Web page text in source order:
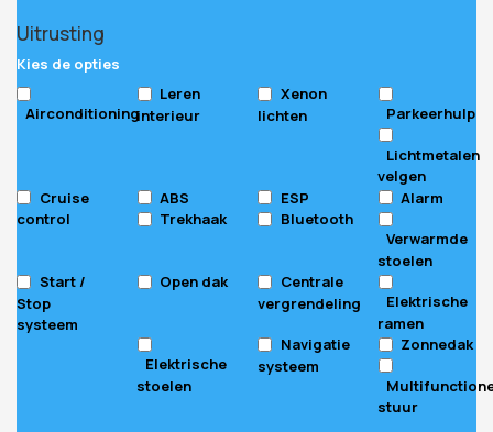
Uitrusting
Kies de opties
Airconditioning
Leren
interieur
Xenon
lichten
Parkeerhulp
Lichtmetalen
velgen
Cruise
control
ABS ESP
Alarm
Trekhaak
Bluetooth
Verwarmde
stoelen
Start /
Stop
systeem
Open dak
Centrale
vergrendeling
Elektrische
ramen
Elektrische
stoelen
Navigatie
systeem
Zonnedak
stuur